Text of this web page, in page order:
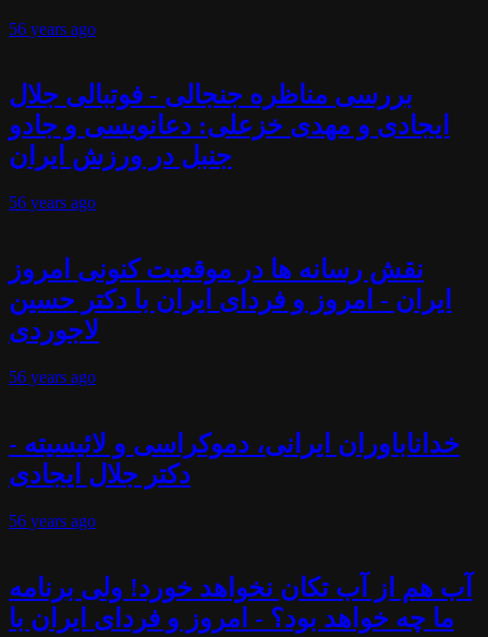
56 years ago
بررسی مناظره جنجالی - فوتبالی جلال
ایجادی و مهدی خزعلی: دعانویسی و جادو
جنبل در ورزش ایران
56 years ago
نقش رسانه ها در موقعیت کنونی امروز
ایران - امروز و فردای ایران با دکتر حسین
لاجوردی
56 years ago
خداناباوران ایرانی، دموکراسی و لائیسیته -
دکتر جلال ایجادی
56 years ago
آب هم از آب تکان نخواهد خورد! ولی برنامه
ما چه خواهد بود؟ - امروز و فردای ایران با